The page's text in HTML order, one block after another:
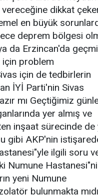
dikkat
en büyük
deprem bölgesi
da Erzincan'da
için problem
için de tedbirlerin
İYİ Parti'nin Sivas
mı Geçtiğimiz
yer almış ve
inşaat sürecinde de
gibi AKP'nin
ilgili soru
Numune Hastanesi"ni
yeni Numune
bulunmakta